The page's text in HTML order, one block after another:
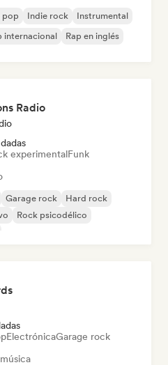
pop Indie rock
Instrumental
internacional Rap en inglés
Radio
experimentalFunk
Garage rock
Hard rock
Rock psicodélico
ElectrónicaGarage rock